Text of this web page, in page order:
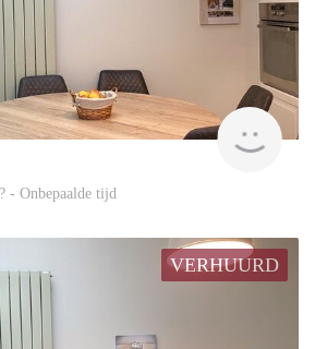
- Onbepaalde tijd
VERHUURD